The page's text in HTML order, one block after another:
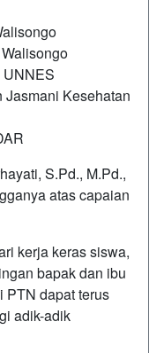
UNNES
Kesehatan
S.Pd., M.Pd.,
atas capaian
kerja keras siswa,
bapak dan ibu
PTN dapat terus
adik-adik